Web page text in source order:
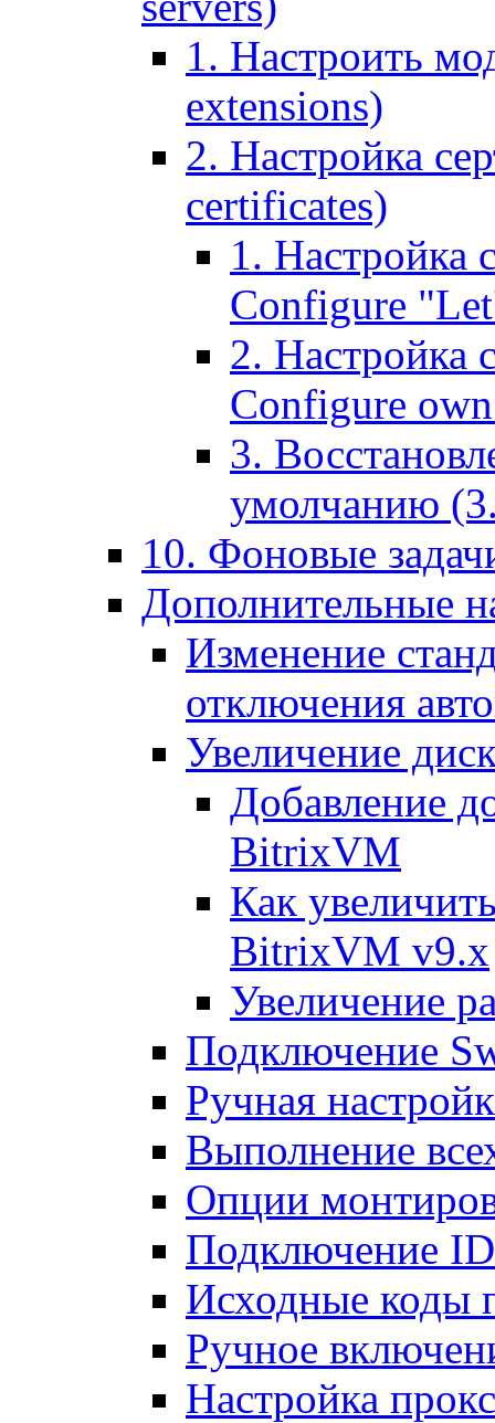
1. Настроить
extensions)
2. Настройка
certificates)
1. Настройка
Configure
2. Настройка
Configure
3.
умолчанию
10. Фоновые
Дополнительные
Изменение
отключения
Увеличение
Добавление
BitrixVM
Как
BitrixVM v9.x
Увеличение
Подключение
Ручная
Выполнение
Опции
Подключение
Исходные коды
Ручное
Настройка